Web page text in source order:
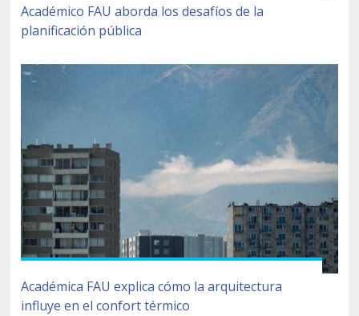
Académico FAU aborda los desafíos de la
planificación pública
Académica FAU explica cómo la arquitectura
influye en el confort térmico